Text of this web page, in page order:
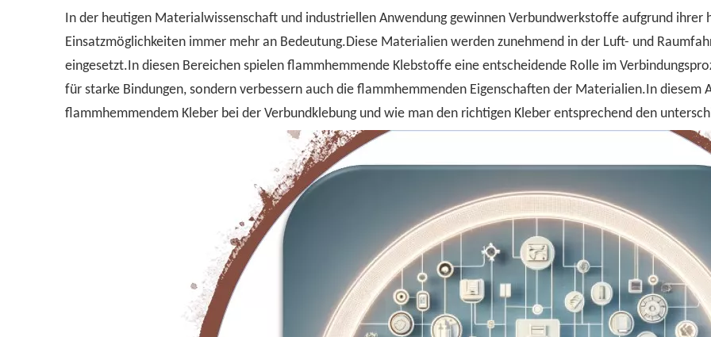
In der heutigen Materialwissenschaft und industriellen Anwendung gewinnen Verbundwerkstoffe aufgrund ihrer
Einsatzmöglichkeiten immer mehr an Bedeutung.Diese Materialien werden zunehmend in der Luft- und
eingesetzt.In diesen Bereichen spielen flammhemmende Klebstoffe eine entscheidende Rolle im
für starke Bindungen, sondern verbessern auch die flammhemmenden Eigenschaften der Materialien.In diesem
flammhemmendem Kleber bei der Verbundklebung und wie man den richtigen Kleber entsprechend den